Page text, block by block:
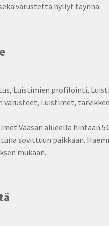
varustetta hyllyt täynnä.
Luistimien profilointi,
varusteet, Luistimet,
Vaasan alueella hintaan
sovittuun paikkaan.
mukaan.